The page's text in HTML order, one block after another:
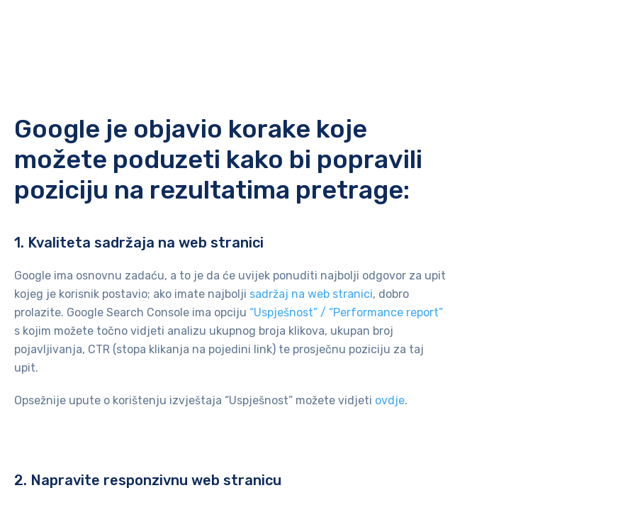
Google je objavio korake koje
možete poduzeti kako bi popravili
poziciju na rezultatima pretrage:
1. Kvaliteta sadržaja na web stranici
Google ima osnovnu zadaću, a to je da će uvijek ponuditi najbolji odgovor za upit
kojeg je korisnik postavio; ako imate najbolji sadržaj na web stranici, dobro
prolazite. Google Search Console ima opciju “Uspješnost” / “Performance report”
s kojim možete točno vidjeti analizu ukupnog broja klikova, ukupan broj
pojavljivanja, CTR (stopa klikanja na pojedini link) te prosječnu poziciju za taj
upit.
Opsežnije upute o korištenju izvještaja “Uspješnost” možete vidjeti ovdje.
2. Napravite responzivnu web stranicu